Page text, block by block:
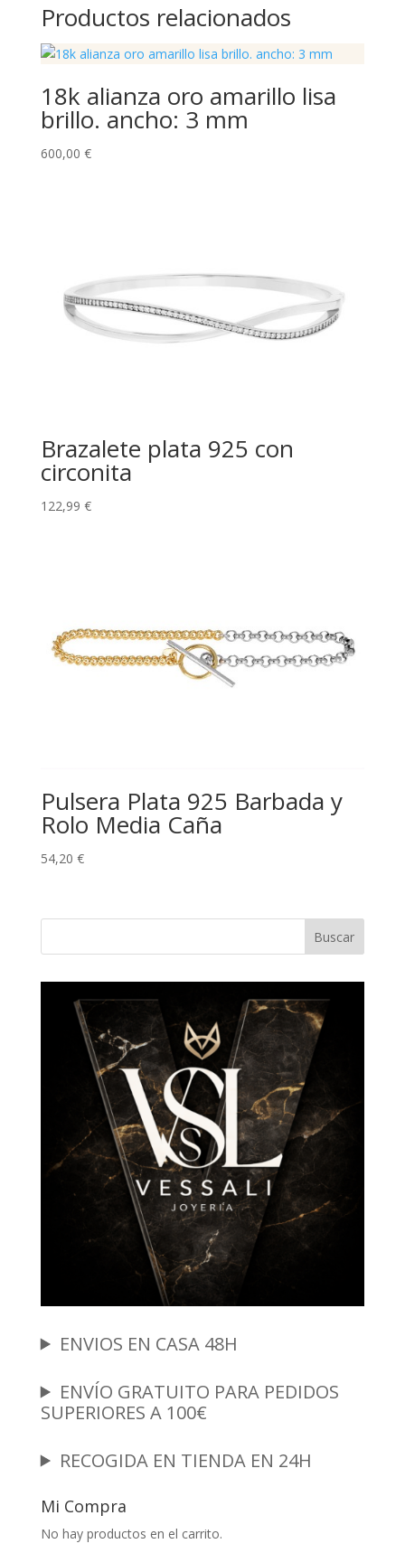
Productos relacionados
18k alianza oro amarillo lisa
brillo. ancho: 3 mm
600,00 €
Brazalete plata 925 con
circonita
122,99 €
Pulsera Plata 925 Barbada y
Rolo Media Caña
54,20 €
Buscar
ENVIOS EN CASA 48H
ENVÍO GRATUITO PARA PEDIDOS
SUPERIORES A 100€
RECOGIDA EN TIENDA EN 24H
Mi Compra
No hay productos en el carrito.